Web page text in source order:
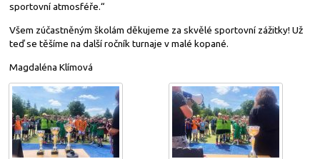
sportovní atmosféře.“
Všem zúčastněným školám děkujeme za skvělé sportovní zážitky! Už
teď se těšíme na další ročník turnaje v malé kopané.
Magdaléna Klímová